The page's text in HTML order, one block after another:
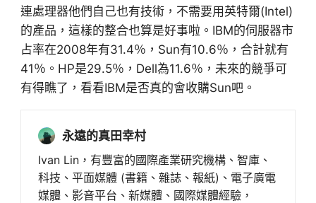
連處理器他們自己也有技術，不需要用英特爾(Intel)
的產品，這樣的整合也算是好事啦。IBM的伺服器市
占率在2008年有31.4％，Sun有10.6％，合計就有
41％。HP是29.5％，Dell為11.6％，未來的競爭可
有得瞧了，看看IBM是否真的會收購Sun吧。
永遠的真田幸村
Ivan Lin，有豐富的國際產業研究機構、智庫、
科技、平面媒體 (書籍、雜誌、報紙)、電子廣電
媒體、影音平台、新媒體、國際媒體經驗，